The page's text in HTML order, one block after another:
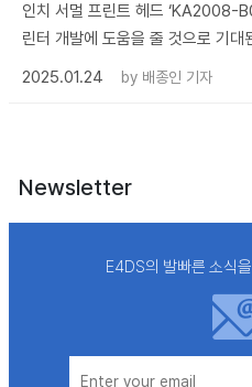
인치 서멀 프린트 헤드 ‘KA2008-
린터 개발에 도움을 줄 것으로 기대
2025.01.24
by 배종인 기자
Newsletter
E4DS의 발빠른 소식